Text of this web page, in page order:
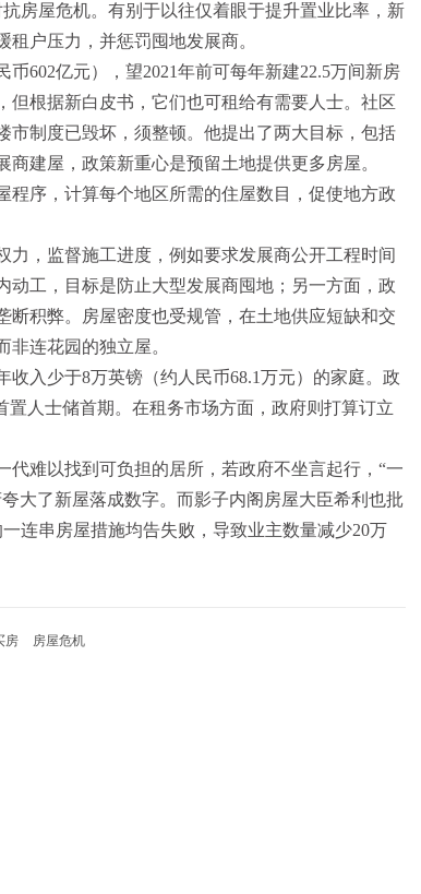
房屋危机。有别于以往仅着眼于提升置业比率，新
户压力，并惩罚囤地发展商。
602亿元），望2021年前可每年新建22.5万间新房
但根据新白皮书，它们也可租给有需要人士。社区
市制度已毁坏，须整顿。他提出了两大目标，包括
建屋，政策新重心是预留土地提供更多房屋。
程序，计算每个地区所需的住屋数目，促使地方政
力，监督施工进度，例如要求发展商公开工程时间
动工，目标是防止大型发展商囤地；另一方面，政
断积弊。房屋密度也受规管，在土地供应短缺和交
连花园的独立屋。
入少于8万英镑（约人民币68.1万元）的家庭。政
置人士储首期。在租务市场方面，政府则打算订立
代难以找到可负担的居所，若政府不坐言起行，“一
大了新屋落成数字。而影子内阁房屋大臣希利也批
连串房屋措施均告失败，导致业主数量减少20万
房 房屋危机